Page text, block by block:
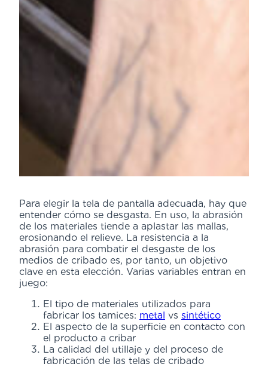
Para elegir la tela de pantalla adecuada, hay que
entender cómo se desgasta. En uso, la abrasión
de los materiales tiende a aplastar las mallas,
erosionando el relieve. La resistencia a la
abrasión para combatir el desgaste de los
medios de cribado es, por tanto, un objetivo
clave en esta elección. Varias variables entran en
juego:
El tipo de materiales utilizados para
fabricar los tamices: metal vs sintético
El aspecto de la superficie en contacto con
el producto a cribar
La calidad del utillaje y del proceso de
fabricación de las telas de cribado